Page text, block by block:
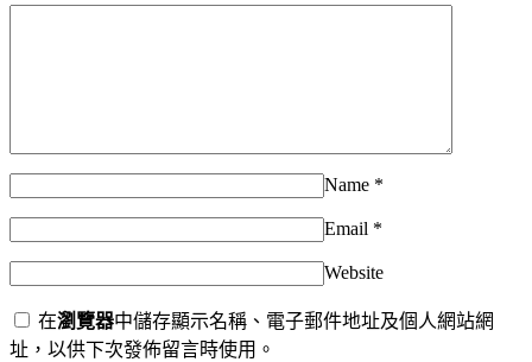
Name *
Email *
Website
在瀏覽器中儲存顯示名稱、電子郵件地址及個人網站網
址，以供下次發佈留言時使用。